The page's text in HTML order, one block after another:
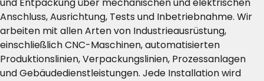
Anschluss, Ausrichtung, Tests und Inbetriebnahme. Wir
arbeiten mit allen Arten von Industrieausrüstung,
einschließlich CNC-Maschinen, automatisierten
Produktionslinien, Verpackungslinien, Prozessanlagen
und Gebäudedienstleistungen. Jede Installation wird